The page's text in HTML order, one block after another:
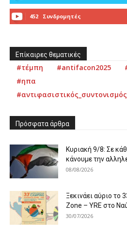
452 Συνδρομητές
Επίκαιρες θεματικές
#τέμπη #antifacon2025
#ηπα
Πρόσφατα άρθρα
Κυριακή 9/8: Σε
κάνουμε την
08/08/2026
Ξεκινάει αύριο το
Zone – YRE στο
30/07/2026